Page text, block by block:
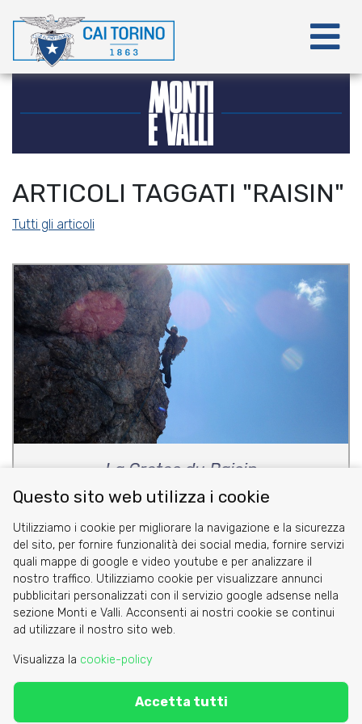
ARTICOLI TAGGATI "RAISIN"
Tutti gli articoli
La Cretes du Raisin
di Valentina Saggese
Cookie
Privacy Policy
Area riservata
C.A.I. Sezione di Torino - via Barbaroux 1
Questo sito web utilizza i cookie
Utilizziamo i cookie per migliorare la navigazione e la sicurezza
del sito, per fornire funzionalità dei social media, fornire servizi
quali mappe di google e video youtube e per analizzare il
nostro traffico. Utilizziamo cookie per visualizzare annunci
pubblicitari personalizzati con il servizio google adsense nella
sezione Monti e Valli. Acconsenti ai nostri cookie se continui
ad utilizzare il nostro sito web.
Visualizza la cookie-policy
Accetta tutti